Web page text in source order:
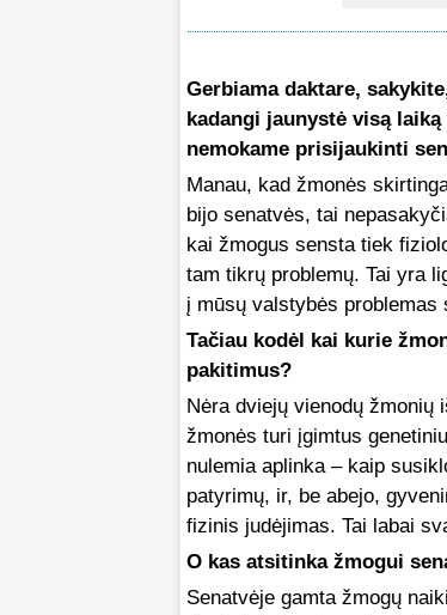
Gerbiama daktare,
kadangi jaunystė visą
nemokame prisijaukinti
Manau, kad žmonės
bijo senatvės, tai
kai žmogus sensta tiek
tam tikrų problemų. Tai yra
į mūsų valstybės
Tačiau kodėl kai kurie
pakitimus?
Nėra dviejų vienodų žmonių
žmonės turi įgimtus
nulemia aplinka – kaip
patyrimų, ir, be abejo,
fizinis judėjimas. Tai labai
O kas atsitinka žmogui
Senatvėje gamta žmogų